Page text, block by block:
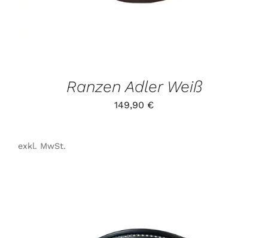
GEWÄHLT
WERDEN
Ranzen Adler Weiß
149,90 €
exkl. MwSt.